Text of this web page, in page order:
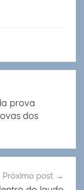
prova
dos
Próximo post